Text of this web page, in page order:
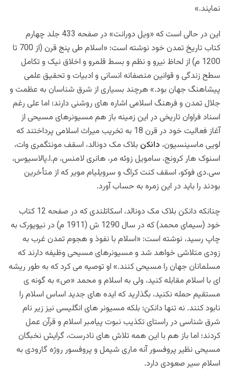
نمایند.»
این در حالی است که «ویل دورانت» در صفحه 433 جلد چهارم
کتاب تاریخ تمدن خود نوشته است: «اسلام طی پنج قرن (از 700 تا
1200 م) از لحاظ نیرو و نظم و بسط قلمرو و اخلاق نیک و تکامل
سطح زندگی و قوانین منصفانه انسانی و ادبیات و تحقیق علمی
پیشاهنگ جهان بود.» هرچند بسیاری از شرق شناسان به عظمت و
جلال تمدن و فرهنگ اسلامی اشاره های روشنی دارند؛ اما علی رغم
اسناد فراوان تاریخی در این زمینه باز هم مسیونرهای مسیحی از
آغاز فعالیت خود در قرن 18 به تخریب میراث اسلامی پرداختند که
لویی ماسینسیون، دانکن بلاک مک دونالد، اسقف مونتگمری وات،
اسنوک هار کرونج، سامویل زوئه مر، هانری لامنس، م.ا.پالاسیوس،
سی.دی فوکو، اسقف کنت کراگ و سرویلیام مویر که از متأخرین
بودند را باید در این زمره به حساب آورد.
چنانکه دانکن بلاک مک دونالد، اسکاتلندی که در صفحه 12 کتاب
خود (سیمای محمد) که در سال 1290 ش (1911 م) در نیویورک به
چاپ رسید، نوشته است: «اسلام با نفوذ و هجوم تمدن غرب به
زودی متلاشی خواهد شد و مسیونرهای مسیحی وظیفه دارند که
مسلمانان جهان را مسیحی کنند.» او توصیه می کرد که به طور ریشه
ای با اسلام مقابله کنید، ولی به اسلام و محمد «ص» به گونه ی
مستقیم حمله نکنید، بگذارید که ایده های جدید اساس اسلام را
نابود کنند. نه تنها دانکن؛ بلکه مسیونر های انگلیسی نیز زیر نام
شرق شناسی در راستای تکذیب نبوت پیامبر اسلام و قرآن عمل
کردند؛ اما باز هم با این همه تلاش های نادرست، گرایش نخبگان
مسیحی نظیر پروفسور آنه ماری شیمل و پروفسور روژه گارودی به
اسلام سیر صعودی دارد.